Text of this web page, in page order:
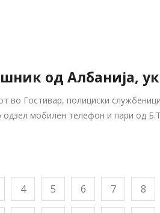
од Албанија,
во Гостивар, полициски
одзел мобилен телефон и пари од
4 5 6 7 8